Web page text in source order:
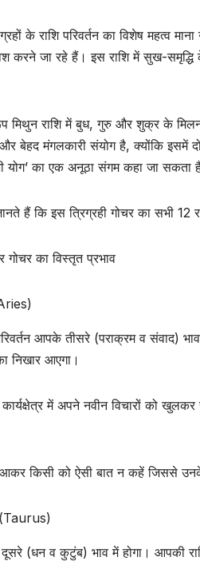
के राशि परिवर्तन का विशेष महत्व
करने जा रहे हैं। इस राशि में सुख-
मिथुन राशि में बुध, गुरु और शुक्र के मिलन से
बेहद मंगलकारी संयोग है, क्योंकि इसमें
योग’ का एक अनूठा संगम कहा जा सकता
हैं कि इस त्रिग्रही गोचर का सभी
गोचर का विस्तृत प्रभाव
आपके तीसरे (पराक्रम व संवाद)
निखार आएगा।
में अपने नवीन विचारों को
आकर किसी को ऐसी बात न कहें जिससे
(Taurus)
(धन व कुटुंब) भाव में होगा। आपकी